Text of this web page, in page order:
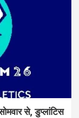
से, डुप्लांटिस